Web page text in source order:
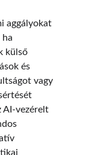
aggályokat
ha
külső
és
vagy
AI-vezérelt